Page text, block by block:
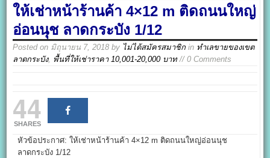
ให้เช่าหน้าร้านค้า 4×12 m ติดถนนใหญ่
อ่อนนุช ลาดกระบัง 1/12
Posted on มิถุนายน 7, 2018 by ไม่ได้สมัครสมาชิก in ทำเลขายของเขต
ลาดกระบัง, พื้นที่ให้เช่าราคา 10,001-20,000 บาท// 0 Comments
44
SHARES
หัวข้อประกาศ: ให้เช่าหน้าร้านค้า 4×12 m ติดถนนใหญ่อ่อนนุช
ลาดกระบัง 1/12